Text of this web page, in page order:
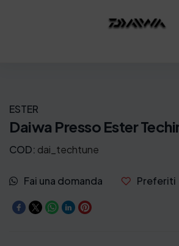
ESTER
Daiwa Presso Ester
COD: dai_techtune
Fai una domanda Preferiti